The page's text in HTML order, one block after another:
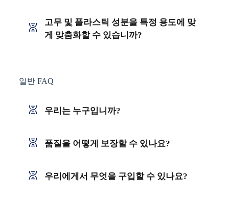
고무 및 플라스틱 성분을 특정 용도에 맞
게 맞춤화할 수 있습니까?
일반 FAQ
우리는 누구입니까?
품질을 어떻게 보장할 수 있나요?
우리에게서 무엇을 구입할 수 있나요?